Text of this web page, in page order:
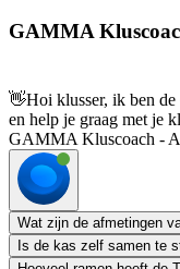
GAMMA
👋Hoi klusser, ik ben
en help je graag met je
GAMMA Kluscoach -
Wat zijn de afmetingen
Is de kas zelf samen te